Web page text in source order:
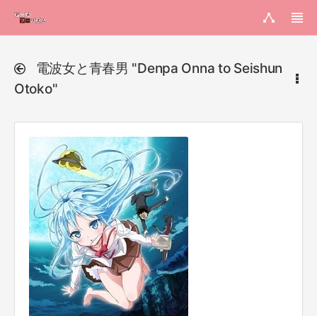
電波女と青春男 "Denpa Onna to Seishun
Otoko"